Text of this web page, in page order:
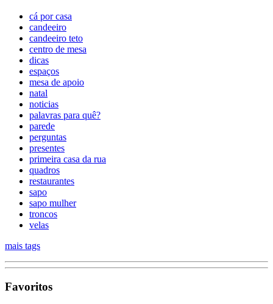
cá por casa
candeeiro
candeeiro teto
centro de mesa
dicas
espaços
mesa de apoio
natal
noticias
palavras para quê?
parede
perguntas
presentes
primeira casa da rua
quadros
restaurantes
sapo
sapo mulher
troncos
velas
mais tags
Favoritos